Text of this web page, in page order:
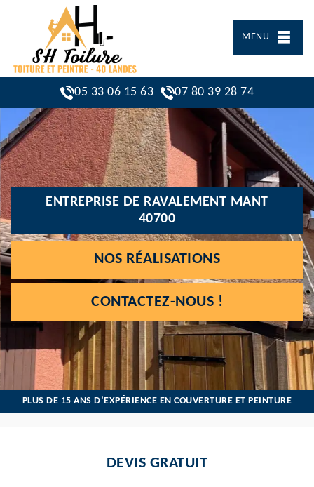
MENU
05 33 06 15 63 07 80 39 28 74
ENTREPRISE DE RAVALEMENT MANT
40700
NOS RÉALISATIONS
CONTACTEZ-NOUS !
PLUS DE 15 ANS D’EXPÉRIENCE EN COUVERTURE ET PEINTURE
DEVIS GRATUIT